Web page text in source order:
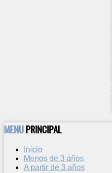
MENUPRINCIPAL
Inicio
Menos de 3 años
A partir de 3 años